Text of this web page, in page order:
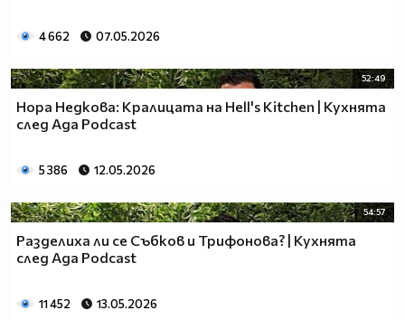
4 662 07.05.2026
52:49
Нора Недкова: Кралицата на Hell's Kitchen | Кухнята
след Ада Podcast
5 386 12.05.2026
54:57
Разделиха ли се Събков и Трифонова? | Кухнята
след Ада Podcast
11 452 13.05.2026